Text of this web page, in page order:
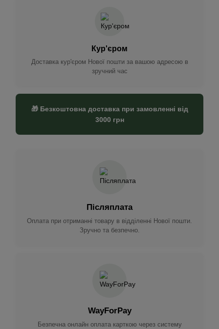
Кур'єром
Доставка кур'єром Нової пошти за вашою адресою в
зручний час
🎁 Безкоштовна доставка при замовленні від
3000 грн
Післяплата
Оплата при отриманні товару в відділенні Нової пошти.
Зручно та безпечно.
WayForPay
Безпечна онлайн оплата карткою через систему